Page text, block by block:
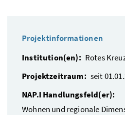
Projektinformationen
Institution(en): Rotes
Projektzeitraum: seit
NAP.I Handlungsfeld(er):
Wohnen und regionale